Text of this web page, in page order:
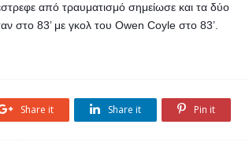
από τραυματισμό σημείωσε και τα δύο
στο 83’ με γκολ του Owen Coyle στο 83’.
Share it Share it Pin it